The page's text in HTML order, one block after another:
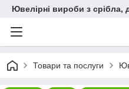
Ювелірні вироби з срібла,
Товари та послуги